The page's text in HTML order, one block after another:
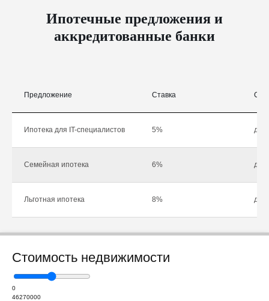
Ипотечные предложения и
аккредитованные банки
Предложение Ставка
Ипотека для IT-специалистов 5% до
Семейная ипотека 6% до
Льготная ипотека 8% до
Стоимость недвижимости
0
46270000